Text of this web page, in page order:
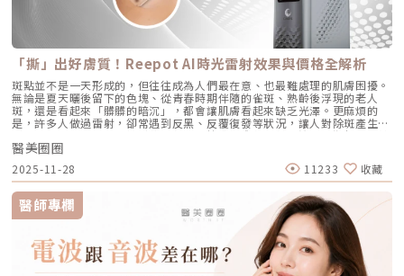
程簡單快速，使用極細針在臉部五個特定位點注射，疼痛感輕微。少數人會
有暫時性紅腫或小腫塊，通常幾小時內可自然消退，不會影響日常活動。
Q8：Profhilo成分天然嗎？會不會引起過敏？Profhilo採用高純度、非動
物來源的玻尿酸，不含常見交聯劑成分，安全性高，過敏反應發生機率非常
低，並獲得歐盟CE安全認證。Profhilo璞菲洛是突破傳統玻尿酸觀念的療
程，不以填充為主，而是提升肌膚自癒力與膚質的「逆時針保養」新選擇。
如果你渴望不影響生活的微創保養，並希望從根本改善膚質，Profhilo 絕
對值得你列入考量。在選擇療程前，務必諮詢專業醫師，評估自身膚況與適
合方案，才能真正達到年輕又自然的理想狀態。選擇合法診所、專業醫師與
原廠產品，是安全變美的不二法門。★溫馨提醒★小編要提醒大家，醫療並
非單純的商業交易，所有的療程都伴隨著風險。因此，作為消費者應該謹慎
選擇合適的醫療方案，以確保安全與健康。
滅表皮的痤瘡桿菌（殺菌）。核心強項：雙管齊下，對於臉上正在急性發
炎、紅腫的痘痘，具有極佳的立即退紅與消炎效果，適合需要快速壓制大面
積發炎的患者。3. 傳統終極武器：口服A酸（Isotretinoin）作用原理：屬
於全身性的系統性治療。它能全面抑制皮脂腺分泌、使皮脂腺萎縮，同時促
進毛囊正常角化，並大幅減少發炎反應與痤瘡桿菌增生。核心強項：能夠一
次打擊痘痘的四大成因，對於嚴重型、結節囊腫型痘痘，或是對其他治療
（包含抗生素、外用藥膏）無效的頑固型痘痘，具有極高的治癒率與長效
性。需注意事項：伴隨較明顯的副作用，最常見包含嘴唇乾裂、皮膚乾燥脫
皮、眼睛乾澀等。此外，孕婦絕對禁用（具致畸胎性），療程期間需配合醫
師定期抽血監測肝功能與血脂，且通常需持續服用數個月至一年以上以達到
標準的累積劑量。CAPRI 藍雷射與 AviClear 戰痘雷射最主要的差異，在於
「雷射波長」與「對油脂的吸收破壞力」。簡單來說，藍雷射主打「控油加
殺菌」的雙效機制，適合用來對付輕中度的痘痘與毛孔粗大問題；而
1726nm 的戰痘雷射則是專為「阻斷皮脂腺」而生，能精準且深度地破壞
出油源頭，因此更適合用來拯救中重度發炎、滿臉油光，以及長年反覆發作
的頑固型痘痘肌。誰最適合打 AviClear 戰痘雷射？如果符合以下任一情
況，AviClear 將會是非常值得評估的投資： 口服藥物恐懼或不適應者：曾
經吃過口服 A 酸但無法忍受乾燥脫皮，或是抽血發現肝指數異常而被迫停藥
的人。 備孕中或哺乳中的女性：口服 A 酸有強烈的致畸胎性，停藥後仍需
避孕一段時間；而戰痘雷射純粹是物理性光電治療，對全身系統無影響（但
孕婦本身基於安全考量，雷射療程前仍須經醫師評估）。 滿臉油光、毛孔
明顯。5. 【疤痕型毛孔】：手癢硬擠留下的歷史遺跡嚴格來說這已經是「痘
疤」的範疇。過去長了嚴重的發炎性青春痘，或是手癢過度暴力擠壓，導致
真皮層組織嚴重受損。在傷口修復的過程中產生了纖維化拉扯，最終形成不
可逆的凹洞。6. 【蟎蟲型毛孔】：隱形的微小房客在作怪我們的臉上本來就
有共生的「蠕形蟎蟲」，但當免疫力下降、皮脂分泌失衡，或是過度清潔破
壞皮脂膜時，蟎蟲就會大量異常繁殖。牠們會啃食皮脂、進出毛囊，蟲體的
排泄物與屍體會引發毛囊發炎，進而把毛孔撐大。如何從日常居家保養穩住
毛孔不失控？雖然保養品無法讓已經擴大的毛孔完全「縮回」，但正確的居
家保養，能幫助控制毛孔不再進一步擴張，並改善整體膚質的平滑度。1. 溫
和清潔，不過度刺激：選擇胺基酸系等溫和潔顏產品，一天清潔 1～2 次即
可。避免頻繁使用磨砂或強力去角質產品，以減少對皮膚屏障的刺激。2. 適
度使用酸類，幫助代謝角質：對於油脂分泌較旺或粉刺型毛孔，可在醫師或
專業建議下使用酸類保養品： 水楊酸（BHA）：脂溶性，能深入毛孔幫助
油脂代謝，常用於黑頭與粉刺調理。 果酸（AHA，如甘醇酸、乳酸）：主要
作用於表層角質更新，改善肌膚粗糙。 杏仁酸：屬於果酸的一種但兼具親
脂特性，屬較溫和的酸類選擇。3. 抗老成分 A醇（Retinol）：A醇是目前研
究較完整的抗老成分之一，可促進表皮更新，並間接支持膠原蛋白生成，對
於老化型毛孔與膚質粗糙有一定幫助。但 A醇具有刺激性，建議採取低濃
度、循序漸進方式建立耐受。4. 防曬是關鍵保護：紫外線是造成膠原蛋白流
失與肌膚老化的重要因素之一。長期日曬會加速毛孔鬆弛，因此無論晴雨都
應確實做好防曬（塗抹防曬乳或物理性遮蔽）。醫美療程如何精準對抗毛孔
粗大？如果你期待的是肉眼可見的改善幅度，相比起日常保養，專業的醫美
「撕」出好膚質！Reepot AI時光雷射效果與價格全解析
斑點並不是一天形成的，但往往成為人們最在意、也最難處理的肌膚困擾。
無論是夏天曬後留下的色塊、從青春時期伴隨的雀斑、熟齡後浮現的老人
斑，還是看起來「髒髒的暗沉」，都會讓肌膚看起來缺乏光澤。更麻煩的
是，許多人做過雷射，卻常遇到反黑、反覆復發等狀況，讓人對除斑產生陰
影。 Reepot AI時光雷射（仿單名為「蕾璞釹雅各雷射系統」，衛部醫器輸
字第 037165 號）自 2025 年 7 月上市後便迅速受到關注，被視為色素治
療領域重要新進展。它重新定義了傳統除斑的思維，將以往以熱能為主的
「燒灼式破壞」，轉變為更精準、更可控的「震碎式處理」，再結合 AI 影
像分析與超冷卻保護，使治療不僅更安全、也更貼近現代人追求的舒適與高
效率。對於過去因反黑、修復期長或效果不均而猶豫的族群而言，Reepot
的出現為除斑帶來全新的可能。 這篇文章就帶你理解Reepot 到底怎麼運
作？和你聽過的皮秒、傳統雷射有什麼不同？誰適合做、誰不適合？效果、
術後照護、價格又是多少呢？希望能讓你在做選擇前，有完整且中立的參
考。為什麼斑點這麼難纏？了解色素成因，是選擇療程前最重要的一步許多
人以為斑點只是「曬太陽造成的色塊」，但實際上臉上的每一顆斑，都可能
醫美圈圈
2025-11-28 11233 收藏
醫師專欄